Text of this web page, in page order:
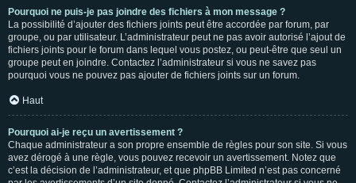
Pourquoi ne puis-je pas joindre des fichiers à mon message ?
La possibilité d’ajouter des fichiers joints peut être accordée par forum, par
groupe, ou par utilisateur. L’administrateur peut ne pas avoir autorisé l’ajout de
fichiers joints pour le forum dans lequel vous postez, ou peut-être que seul un
groupe peut en joindre. Contactez l’administrateur si vous ne savez pas
pourquoi vous ne pouvez pas ajouter de fichiers joints sur un forum.
Haut
Pourquoi ai-je reçu un avertissement ?
Chaque administrateur a son propre ensemble de règles pour son site. Si vous
avez dérogé à une règle, vous pouvez recevoir un avertissement. Notez que
c’est la décision de l’administrateur, et que phpBB Limited n’est pas concerné